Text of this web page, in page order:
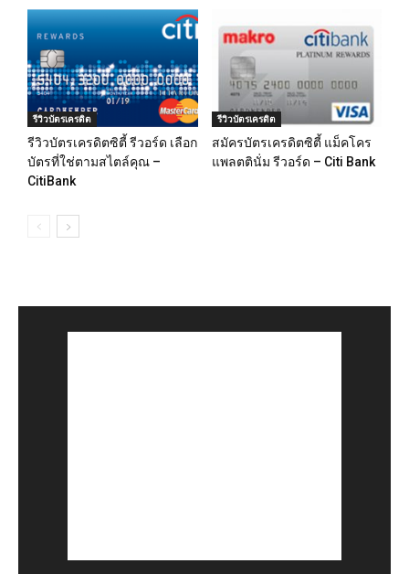
รีวิวบัตรเครดิต
รีวิวบัตรเครดิตซิตี้ รีวอร์ด เลือก
บัตรที่ใช่ตามสไตล์คุณ –
CitiBank
รีวิวบัตรเครดิต
สมัครบัตรเครดิตซิตี้ แม็คโคร
แพลตตินั่ม รีวอร์ด – Citi Bank